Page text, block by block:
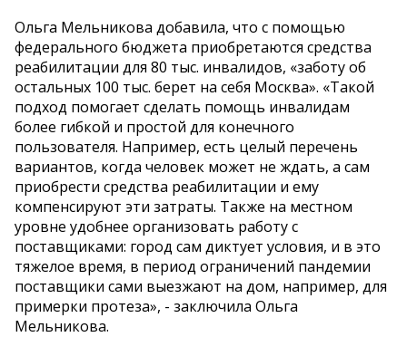
Ольга Мельникова добавила, что с помощью
федерального бюджета приобретаются средства
реабилитации для 80 тыс. инвалидов, «заботу об
остальных 100 тыс. берет на себя Москва». «Такой
подход помогает сделать помощь инвалидам
более гибкой и простой для конечного
пользователя. Например, есть целый перечень
вариантов, когда человек может не ждать, а сам
приобрести средства реабилитации и ему
компенсируют эти затраты. Также на местном
уровне удобнее организовать работу с
поставщиками: город сам диктует условия, и в это
тяжелое время, в период ограничений пандемии
поставщики сами выезжают на дом, например, для
примерки протеза», - заключила Ольга
Мельникова.